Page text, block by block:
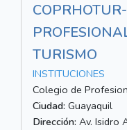
TURISMO
INSTITUCIONES
Colegio de
Ciudad: Guayaquil
Dirección: Av. Isidro